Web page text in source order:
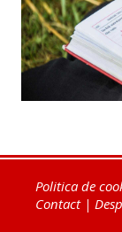
Politica de
Contact|